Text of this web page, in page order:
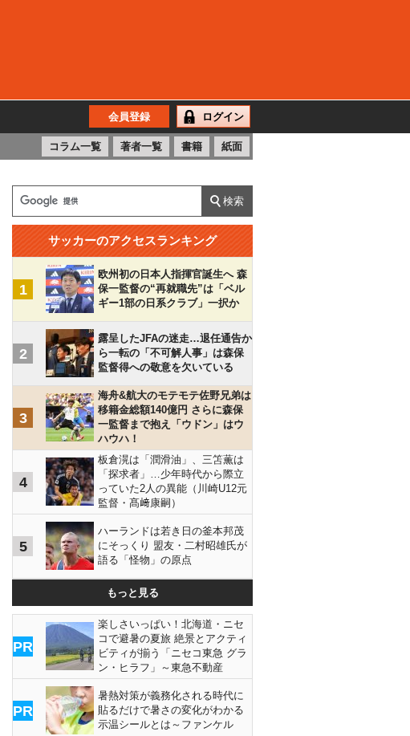
会員登録 ログイン
コラム一覧 著者一覧 書籍 紙面
サッカーのアクセスランキング
1
欧州初の日本人指揮官誕生へ 森
保一監督の“再就職先”は「ベル
ギー1部の日系クラブ」一択か
2
露呈したJFAの迷走…退任通告か
ら一転の「不可解人事」は森保
監督得への敬意を欠いている
3
海舟&航大のモテモテ佐野兄弟は
移籍金総額140億円 さらに森保
一監督まで抱え「ウドン」はウ
ハウハ！
4
板倉滉は「潤滑油」、三笘薫は
「探求者」…少年時代から際立
っていた2人の異能（川崎U12元
監督・髙﨑康嗣）
5
ハーランドは若き日の釜本邦茂
にそっくり 盟友・二村昭雄氏が
語る「怪物」の原点
もっと見る
PR
楽しさいっぱい！北海道・ニセ
コで避暑の夏旅 絶景とアクティ
ビティが揃う「ニセコ東急 グラ
ン・ヒラフ」～東急不動産
PR
暑熱対策が義務化される時代に
貼るだけで暑さの変化がわかる
示温シールとは～ファンケル